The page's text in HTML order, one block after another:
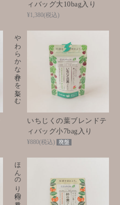
ィバッグ大10bag入り
¥1,380(税込)
いちじくの葉ブレンドテ
ィバッグ小7bag入り
やわらかな甘みを楽しむ
¥880(税込) 廃盤
ほんのり柿の香り